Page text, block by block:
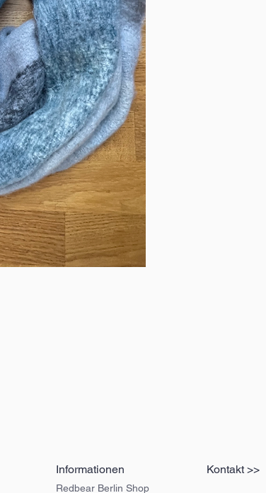
Informationen
Redbear Berlin Shop
Kontakt >>